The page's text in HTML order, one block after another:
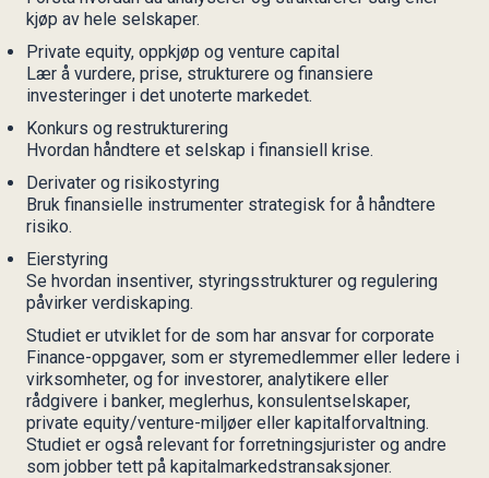
kjøp av hele selskaper.
Private equity, oppkjøp og venture capital
Lær å vurdere, prise, strukturere og finansiere
investeringer i det unoterte markedet.
Konkurs og restrukturering
Hvordan håndtere et selskap i finansiell krise.
Derivater og risikostyring
Bruk finansielle instrumenter strategisk for å håndtere
risiko.
Eierstyring
Se hvordan insentiver, styringsstrukturer og regulering
påvirker verdiskaping.
Studiet er utviklet for de som har ansvar for corporate
Finance-oppgaver, som er styremedlemmer eller ledere i
virksomheter, og for investorer, analytikere eller
rådgivere i banker, meglerhus, konsulentselskaper,
private equity/venture-miljøer eller kapitalforvaltning.
Studiet er også relevant for forretningsjurister og andre
som jobber tett på kapitalmarkedstransaksjoner.